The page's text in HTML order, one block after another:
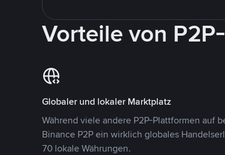
Vorteile von
Globaler und lokaler Marktplatz
Während viele andere P2P-Plattformen auf
Binance P2P ein wirklich globales
70 lokale Währungen.